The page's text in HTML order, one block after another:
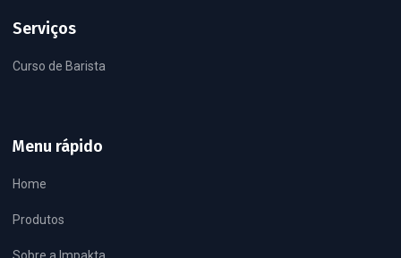
Serviços
Curso de Barista
Menu rápido
Home
Produtos